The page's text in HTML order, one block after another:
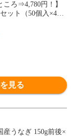
ころ⇒4,780円！】
ット（50個入×4
途追加送料＞送料
業務用 元祖肉餃子
ーザ おつまみ 夜食
り寄せ 中華 仕送
見る
うなぎ 150g前後×